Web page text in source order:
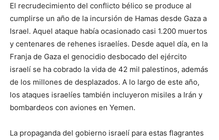
El recrudecimiento del conflicto bélico se produce al
cumplirse un año de la incursión de Hamas desde Gaza a
Israel. Aquel ataque había ocasionado casi 1.200 muertos
y centenares de rehenes israelíes. Desde aquel día, en la
Franja de Gaza el genocidio desbocado del ejército
israelí se ha cobrado la vida de 42 mil palestinos, además
de los millones de desplazados. A lo largo de este año,
los ataques israelíes también incluyeron misiles a Irán y
bombardeos con aviones en Yemen.
La propaganda del gobierno israelí para estas flagrantes